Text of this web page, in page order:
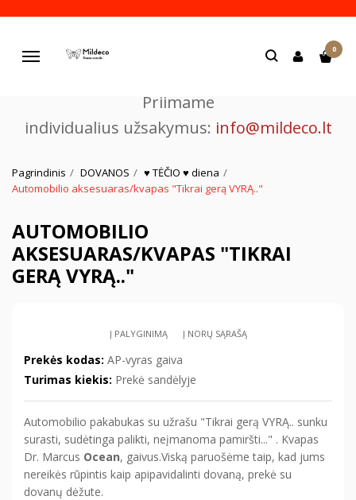
Navigacija
0
Priimame
individualius užsakymus: info@mildeco.lt
Pagrindinis DOVANOS
♥ TĖČIO ♥ diena
Automobilio aksesuaras/kvapas "Tikrai gerą VYRĄ.."
AUTOMOBILIO
AKSESUARAS/KVAPAS "TIKRAI
GERĄ VYRĄ.."
Į PALYGINIMĄ Į NORŲ SĄRAŠĄ
Prekės kodas: AP-vyras gaiva
Turimas kiekis: Prekė sandėlyje
Automobilio pakabukas su užrašu "Tikrai gerą VYRĄ.. sunku
surasti, sudėtinga palikti, neįmanoma pamiršti..." . Kvapas
Dr. Marcus Ocean, gaivus.Viską paruošėme taip, kad jums
nereikės rūpintis kaip apipavidalinti dovaną, prekė su
dovanų dėžute.